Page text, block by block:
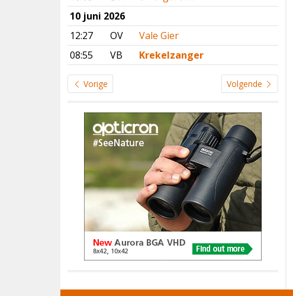
10 juni 2026
12:27
OV
Vale Gier
08:55
VB Krekelzanger
Vorige Volgende